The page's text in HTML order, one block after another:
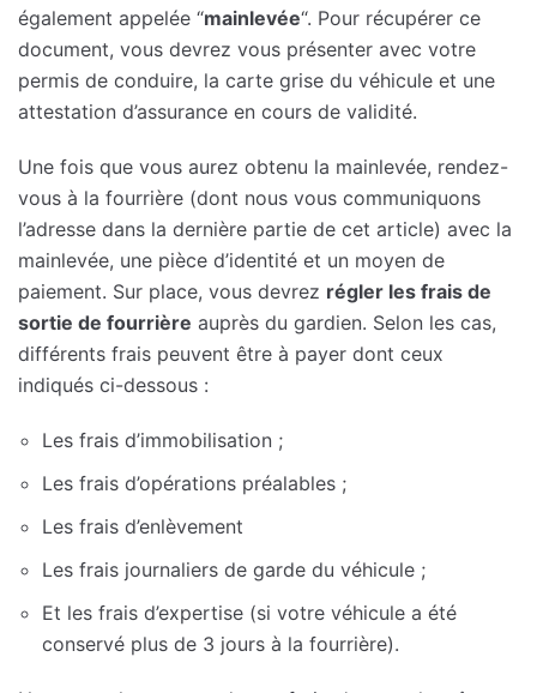
également appelée “mainlevée“. Pour récupérer ce
document, vous devrez vous présenter avec votre
permis de conduire, la carte grise du véhicule et une
attestation d’assurance en cours de validité.
Une fois que vous aurez obtenu la mainlevée, rendez-
vous à la fourrière (dont nous vous communiquons
l’adresse dans la dernière partie de cet article) avec la
mainlevée, une pièce d’identité et un moyen de
paiement. Sur place, vous devrez régler les frais de
sortie de fourrière auprès du gardien. Selon les cas,
différents frais peuvent être à payer dont ceux
indiqués ci-dessous :
Les frais d’immobilisation ;
Les frais d’opérations préalables ;
Les frais d’enlèvement
Les frais journaliers de garde du véhicule ;
Et les frais d’expertise (si votre véhicule a été
conservé plus de 3 jours à la fourrière).